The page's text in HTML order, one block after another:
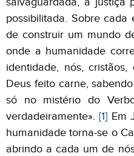
possibilitada. Sobre
de construir um mundo
onde a humanidade
identidade, nós,
Deus feito carne,
só no mistério do
verdadeiramente».[1] Em
humanidade torna-se o
abrindo a cada um de